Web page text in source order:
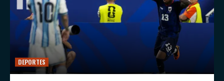
DEPORTES